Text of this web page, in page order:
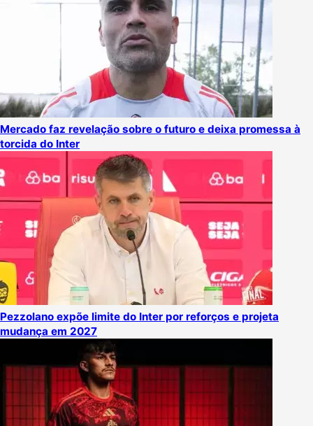
Mercado faz revelação sobre o futuro e deixa promessa à
torcida do Inter
Pezzolano expõe limite do Inter por reforços e projeta
mudança em 2027